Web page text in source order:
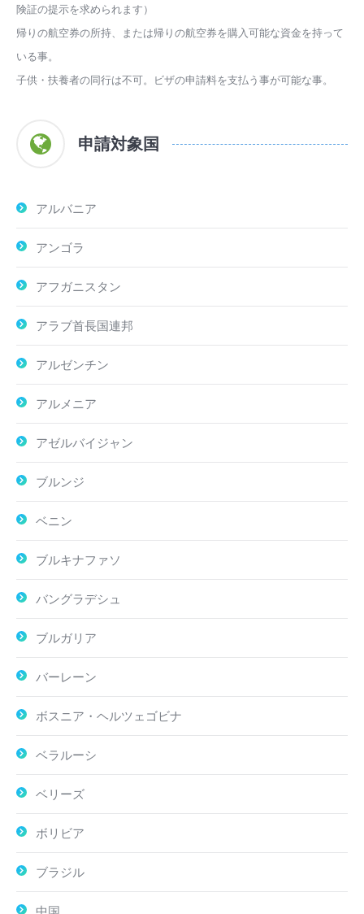
険証の提示を求められます）
帰りの航空券の所持、または帰りの航空券を購入可能な資金を持って
いる事。
子供・扶養者の同行は不可。
ビザの申請料を支払う事が可能な事。
申請対象国
アルバニア
アンゴラ
アフガニスタン
アラブ首長国連邦
アルゼンチン
アルメニア
アゼルバイジャン
ブルンジ
ベニン
ブルキナファソ
バングラデシュ
ブルガリア
バーレーン
ボスニア・ヘルツェゴビナ
ベラルーシ
ベリーズ
ボリビア
ブラジル
中国